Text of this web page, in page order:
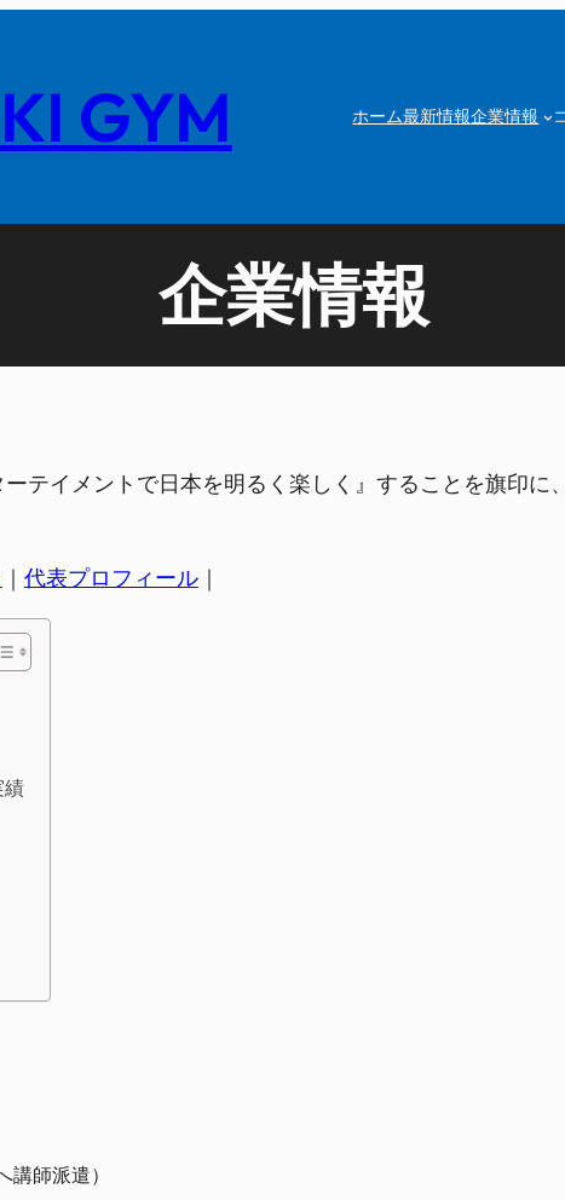
GYM ホーム最新情報企業情報
企業情報
テイメントで日本を明るく楽しく』することを旗印
｜ 代表プロフィール｜
績
講師派遣）